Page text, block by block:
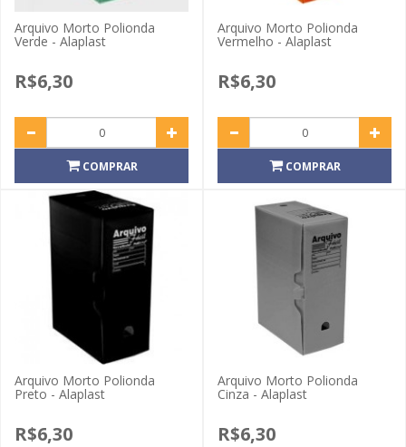
Arquivo Morto Polionda
Verde - Alaplast
R$6,30
COMPRAR
Arquivo Morto Polionda
Vermelho - Alaplast
R$6,30
COMPRAR
Arquivo Morto Polionda
Preto - Alaplast
R$6,30
Arquivo Morto Polionda
Cinza - Alaplast
R$6,30